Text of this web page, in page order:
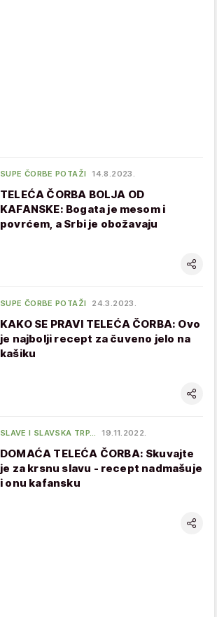
SUPE ČORBE POTAŽI 14.8.2023.
TELEĆA ČORBA BOLJA OD
KAFANSKE: Bogata je mesom i
povrćem, a Srbi je obožavaju
SUPE ČORBE POTAŽI 24.3.2023.
KAKO SE PRAVI TELEĆA ČORBA: Ovo
je najbolji recept za čuveno jelo na
kašiku
SLAVE I SLAVSKA TRP… 19.11.2022.
DOMAĆA TELEĆA ČORBA: Skuvajte
je za krsnu slavu - recept nadmašuje
i onu kafansku